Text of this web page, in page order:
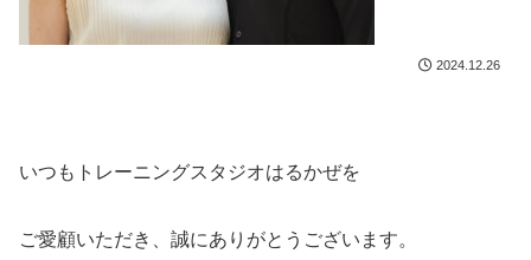
2024.12.26
いつもトレーニングスタジオはるかぜを
ご愛顧いただき、誠にありがとうございます。